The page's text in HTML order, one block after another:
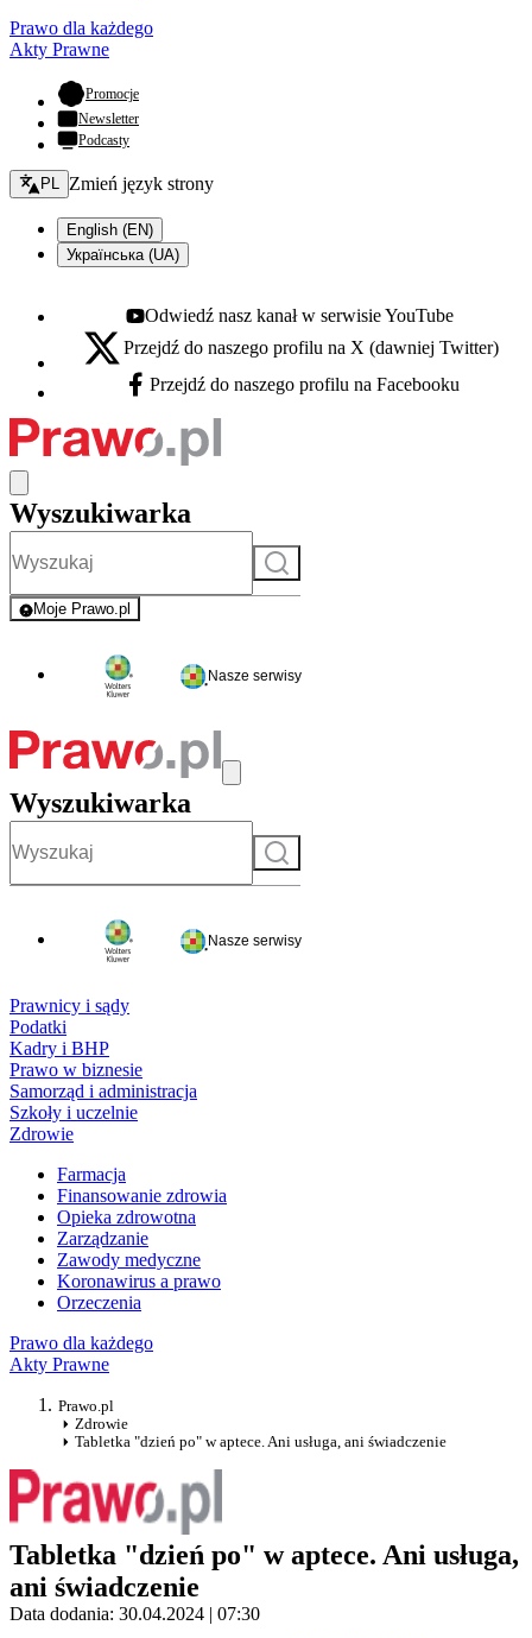
Prawo dla każdego
Akty Prawne
Promocje- otwiera się w nowej karcie
Newsletter
Podcasty
Zmień język - bieżący:
PL Zmień język strony
English (EN)
Українська (UA)
Youtube - otwiera się w nowej karcie
Odwiedź nasz kanał w serwisie YouTube
X - otwiera się w nowej karcie
Przejdź do naszego profilu na X (dawniej Twitter)
Facebook - otwiera się w nowej karcie
Przejdź do naszego profilu na Facebooku
Wyszukiwarka
Szukaj
Moje Prawo.pl
- rejestracja i logowanie do serwisu
Nasze serwisy
Wyszukiwarka
Szukaj
Nasze serwisy
Prawnicy i sądy
Podatki
Kadry i BHP
Prawo w biznesie
Samorząd i administracja
Szkoły i uczelnie
Zdrowie
Farmacja
Finansowanie zdrowia
Opieka zdrowotna
Zarządzanie
Zawody medyczne
Koronawirus a prawo
Orzeczenia
Prawo dla każdego
Akty Prawne
Prawo.pl
Zdrowie
Tabletka "dzień po" w aptece. Ani usługa, ani świadczenie
Tabletka "dzień po" w aptece. Ani usługa,
ani świadczenie
Data dodania: 30.04.2024 | 07:30